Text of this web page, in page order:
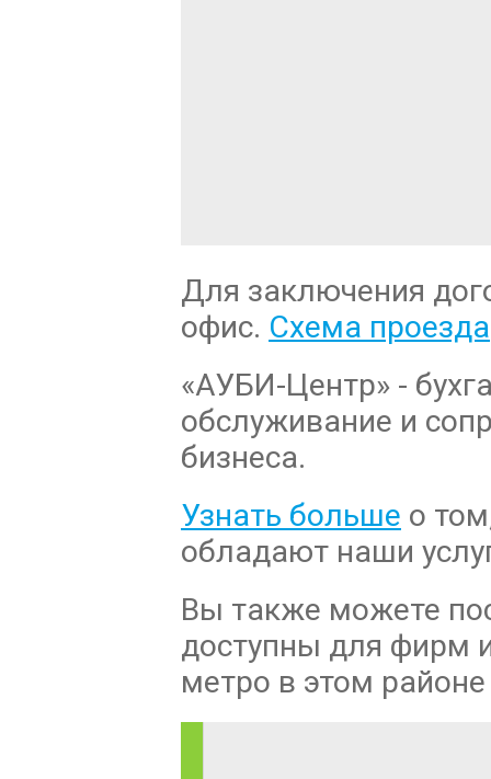
Для заключения
офис. Схема проезда
«АУБИ-Центр» -
обслуживание и
бизнеса.
Узнать больше о
обладают наши
Вы также можете
доступны для фирм
метро в этом